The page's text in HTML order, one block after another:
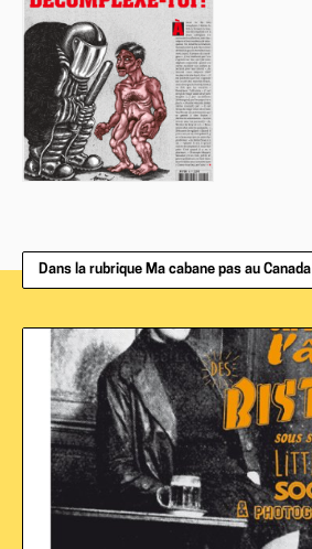
Dans la rubrique Ma cabane pas au Canada